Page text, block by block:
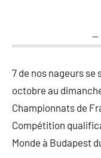
7 de nos nageurs se
octobre au
Championnats de
Compétition
Monde à Budapest